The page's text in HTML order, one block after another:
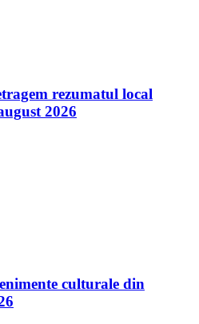
rezumatul local
2026
culturale din